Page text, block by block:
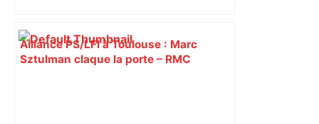
Alliance PS/LFI à Toulouse : Marc
Sztulman claque la porte – RMC